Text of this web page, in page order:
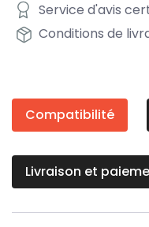
Service d'avis
Conditions de
Compatibilité
Livraison et